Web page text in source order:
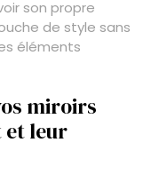
son propre
de style sans
éléments
miroirs
et leur